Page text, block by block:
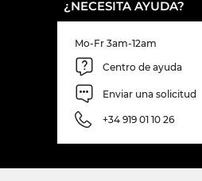
¿NECESITA AYUDA?
Mo-Fr 3am-12am
Centro de ayuda
Enviar una solicitud
+34 919 01 10 26